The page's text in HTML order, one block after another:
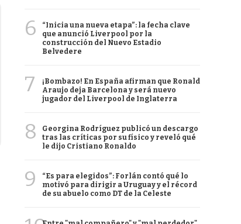
6
“Inicia una nueva etapa”: la fecha clave
que anunció Liverpool por la
construcción del Nuevo Estadio
Belvedere
7
¡Bombazo! En España afirman que Ronald
Araujo deja Barcelona y será nuevo
jugador del Liverpool de Inglaterra
8
Georgina Rodríguez publicó un descargo
tras las críticas por su físico y reveló qué
le dijo Cristiano Ronaldo
9
“Es para elegidos”: Forlán contó qué lo
motivó para dirigir a Uruguay y el récord
de su abuelo como DT de la Celeste